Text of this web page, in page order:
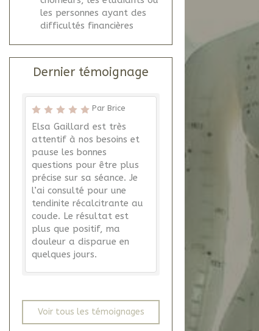
les personnes ayant des
difficultés financières
Dernier témoignage
Par Brice
Elsa Gaillard est très
attentif à nos besoins et
pause les bonnes
questions pour être plus
précise sur sa séance. Je
l’ai consulté pour une
tendinite récalcitrante au
coude. Le résultat est
plus que positif, ma
douleur a disparue en
quelques jours.
Voir tous les témoignages